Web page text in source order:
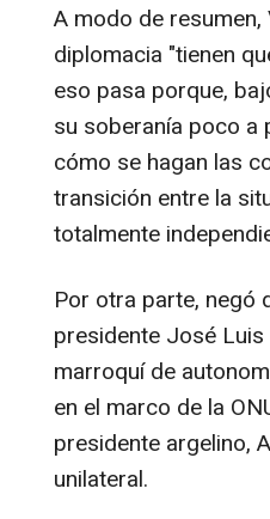
A modo de
diplomacia "tienen
eso pasa porque,
su soberanía poco a
cómo se hagan las
transición entre la
totalmente
Por otra parte, negó
presidente José
marroquí de
en el marco de la
presidente argelino,
unilateral.